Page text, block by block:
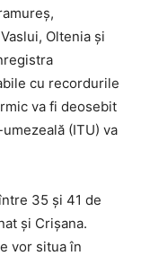
Oltenia și
cu recordurile
va fi deosebit
(ITU) va
35 și 41 de
și Crișana.
vor situa în